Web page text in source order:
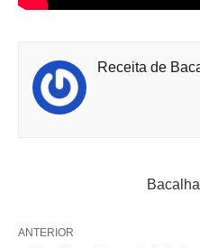
Receita de
ANTERIOR